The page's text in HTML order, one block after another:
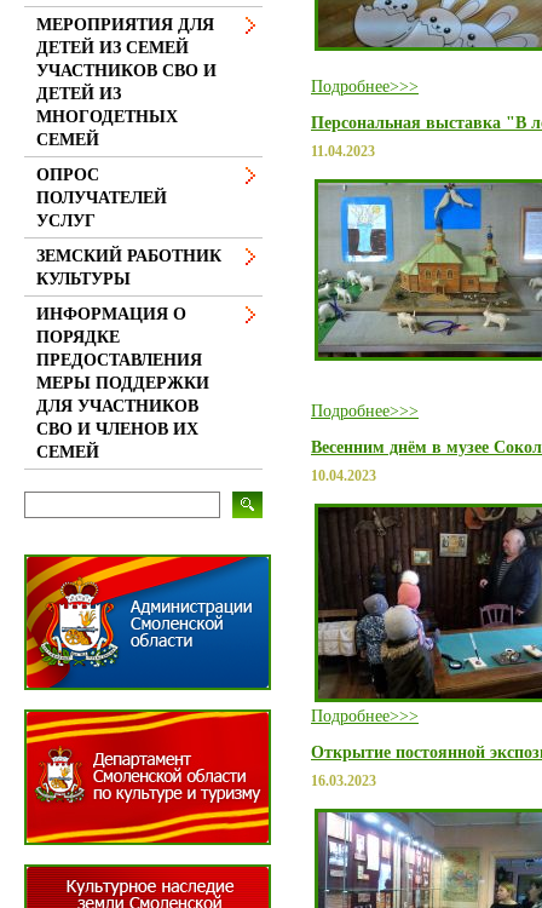
Подробнее>>>
Персональная выставка "В
11.04.2023
Подробнее>>>
Весенним днём в музее
10.04.2023
Подробнее>>>
Открытие постоянной
16.03.2023
МЕРОПРИЯТИЯ ДЛЯ
ДЕТЕЙ ИЗ СЕМЕЙ
УЧАСТНИКОВ СВО И
ДЕТЕЙ ИЗ
МНОГОДЕТНЫХ
СЕМЕЙ
ОПРОС
ПОЛУЧАТЕЛЕЙ
УСЛУГ
ЗЕМСКИЙ РАБОТНИК
КУЛЬТУРЫ
ИНФОРМАЦИЯ О
ПОРЯДКЕ
ПРЕДОСТАВЛЕНИЯ
МЕРЫ ПОДДЕРЖКИ
ДЛЯ УЧАСТНИКОВ
СВО И ЧЛЕНОВ ИХ
СЕМЕЙ